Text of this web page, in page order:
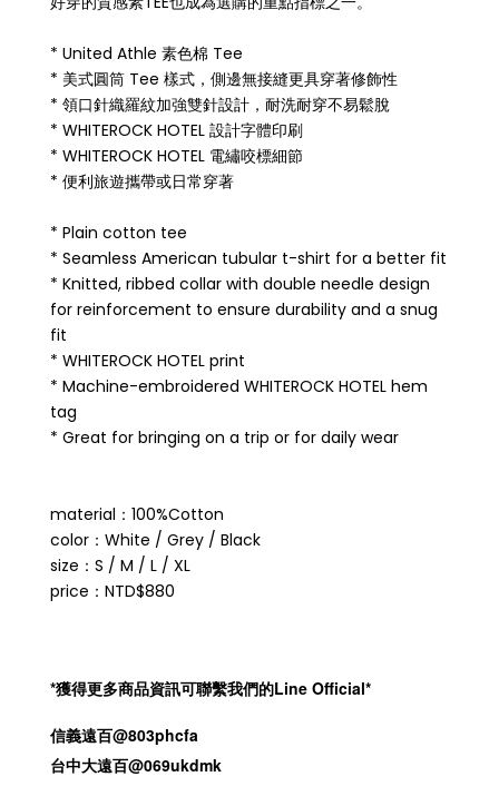
* United Athle 素色棉 Tee
* 美式圓筒 Tee 樣式，側邊無接縫更具穿著修飾性
* 領口針織羅紋加強雙針設計，耐洗耐穿不易鬆脫
* WHITEROCK HOTEL 設計字體印刷
* WHITEROCK HOTEL 電繡咬標細節
* 便利旅遊攜帶或日常穿著
* Plain cotton tee
* Seamless American tubular t-shirt for a better fit
* Knitted, ribbed collar with double needle design
for reinforcement to ensure durability and a snug
fit
* WHITEROCK HOTEL print
* Machine-embroidered WHITEROCK HOTEL hem
tag
* Great for bringing on a trip or for daily wear
material：100%Cotton
color：White / Grey / Black
size：S / M / L / XL
price：NTD$880
*獲得更多商品資訊可聯繫我們的Line Official*
信義遠百@803phcfa
台中大遠百@069ukdmk